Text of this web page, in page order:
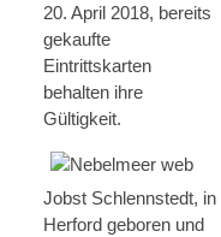
20. April 2018, bereits
gekaufte
Eintrittskarten
behalten ihre
Gültigkeit.
Jobst Schlennstedt, in
Herford geboren und